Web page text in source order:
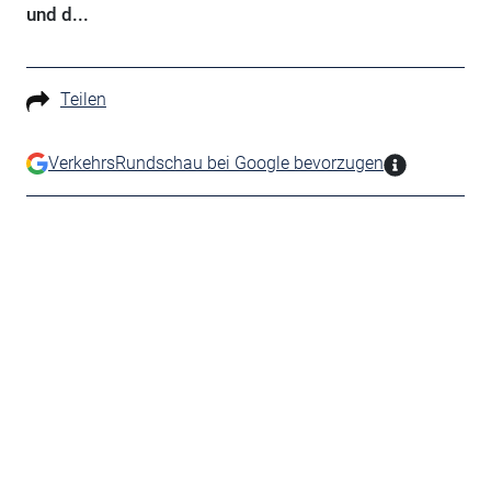
und d...
Teilen
VerkehrsRundschau bei Google bevorzugen